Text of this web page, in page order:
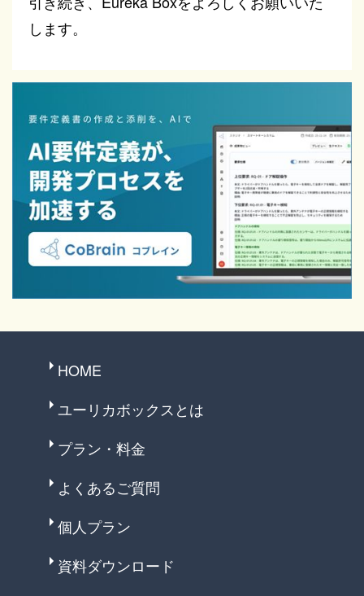
します。
HOME
ユーリカボックスとは
プラン・料金
よくあるご質問
個人プラン
資料ダウンロード